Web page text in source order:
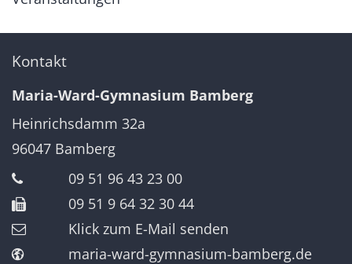
Kontakt
Maria-Ward-Gymnasium Bamberg
Heinrichsdamm 32a
96047 Bamberg
09 51 96 43 23 00
09 51 9 64 32 30 44
Klick zum E-Mail senden
maria-ward-gymnasium-bamberg.de